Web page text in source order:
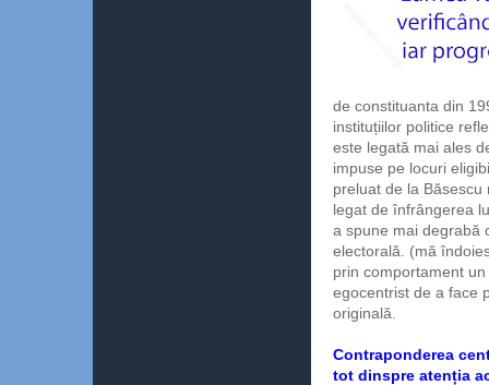
de constituanta din
instituțiilor politice
este legată mai ales
impuse pe locuri
preluat de la
legat de înfrângerea
a spune mai degrabă
electorală. (mă
prin comportament
egocentrist de a face
originală.
Contraponderea
tot dinspre atenția